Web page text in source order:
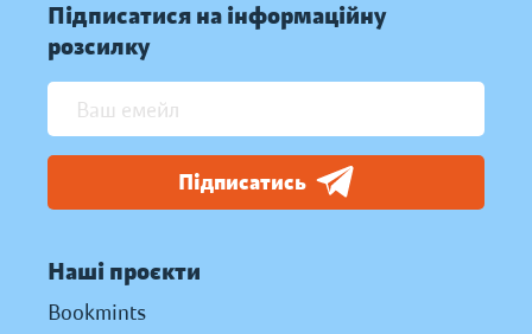
Підписатися на інформаційну
розсилку
Підписатись
Наші проєкти
Bookmints